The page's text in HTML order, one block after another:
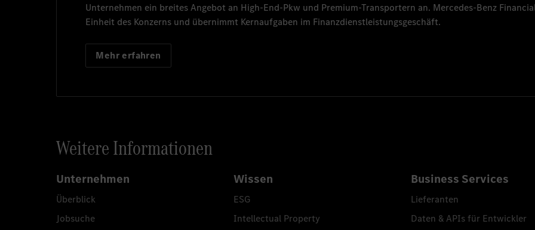
Unternehmen ein breites Angebot an High-End-Pkw und Premium-Transportern an. Mercedes-Benz
Einheit des Konzerns und übernimmt Kernaufgaben im Finanzdienstleistungsgeschäft.
Mehr erfahren
Weitere Informationen
Unternehmen
Überblick
Jobsuche
Wissen
ESG
Intellectual Property
Business Services
Lieferanten
Daten & APIs für Entwickler